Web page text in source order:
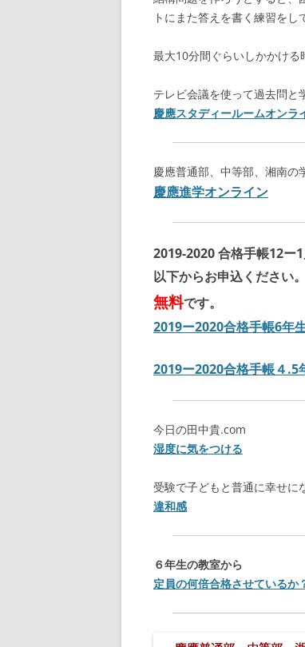
トにまた答えを書く練習をし
最大10分間ぐらいしかかける
テレビ会議を使って過去問と
慶應スタディールームオンラ
慶應普通部、中等部、湘南の
慶應進学オンライン
2019-2020 合格手帳12ー
以下からお申込ください。
無料です。
2019ー2020合格手帳6年
2019ー2020合格手帳４.5
今日の田中貴.com
湿度に気をつける
受験で子どもと普通に幸せに
違和感
６年生の教室から
定員の何倍合格させているか